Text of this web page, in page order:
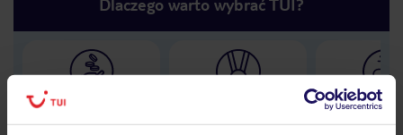
Lider niskich cen 30 lat w